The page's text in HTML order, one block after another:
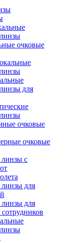
очковые
для
очковые
очковые
с
для
для